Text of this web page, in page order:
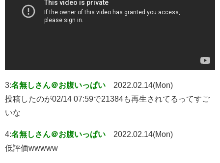
3:名無しさん＠お腹いっぱい
2022.02.14(Mon)
投稿したのが02/14 07:59で21384も再生されてるってすご
いな
4:名無しさん＠お腹いっぱい
2022.02.14(Mon)
低評価wwwww